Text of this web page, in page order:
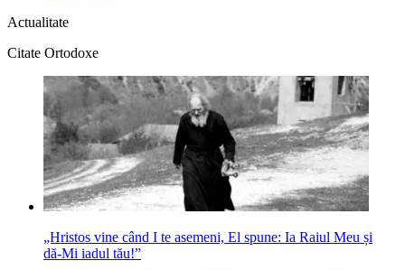
Actualitate
Citate Ortodoxe
„Hristos vine când I te asemeni, El spune: Ia Raiul Meu și
dă‑Mi iadul tău!”